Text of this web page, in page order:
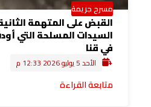
مسرح جريمة
القبض على المتهمة
السيدات المسلحة التي
في قنا
الأحد 5 يوليو 2026 12:33 م
متابعة القراءة